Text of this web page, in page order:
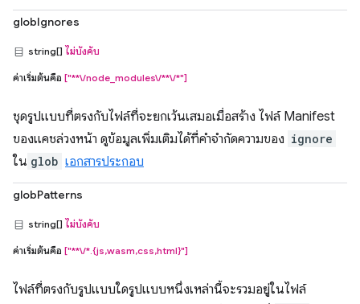
globIgnores
string[] ไม่บังคับ
ค่าเริ่มต้นคือ ["**\/node_modules\/**\/*"]
ชุดรูปแบบที่ตรงกับไฟล์ที่จะยกเว้นเสมอเมื่อสร้าง ไฟล์ Manifest
ของแคชล่วงหน้า ดูข้อมูลเพิ่มเติมได้ที่คำจำกัดความของ ignore
ใน glob เอกสารประกอบ
globPatterns
string[] ไม่บังคับ
ค่าเริ่มต้นคือ ["**\/*.{js,wasm,css,html}"]
ไฟล์ที่ตรงกับรูปแบบใดรูปแบบหนึ่งเหล่านี้จะรวมอยู่ในไฟล์